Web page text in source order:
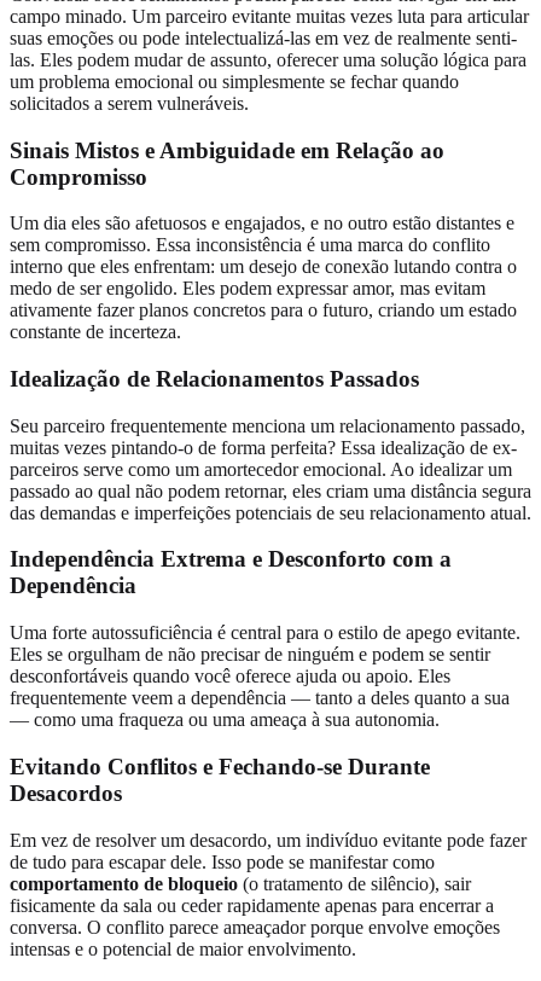
campo minado. Um parceiro evitante muitas vezes luta para articular
suas emoções ou pode intelectualizá-las em vez de realmente senti-
las. Eles podem mudar de assunto, oferecer uma solução lógica para
um problema emocional ou simplesmente se fechar quando
solicitados a serem vulneráveis.
Sinais Mistos e Ambiguidade em Relação ao
Compromisso
Um dia eles são afetuosos e engajados, e no outro estão distantes e
sem compromisso. Essa inconsistência é uma marca do conflito
interno que eles enfrentam: um desejo de conexão lutando contra o
medo de ser engolido. Eles podem expressar amor, mas evitam
ativamente fazer planos concretos para o futuro, criando um estado
constante de incerteza.
Idealização de Relacionamentos Passados
Seu parceiro frequentemente menciona um relacionamento passado,
muitas vezes pintando-o de forma perfeita? Essa idealização de ex-
parceiros serve como um amortecedor emocional. Ao idealizar um
passado ao qual não podem retornar, eles criam uma distância segura
das demandas e imperfeições potenciais de seu relacionamento atual.
Independência Extrema e Desconforto com a
Dependência
Uma forte autossuficiência é central para o estilo de apego evitante.
Eles se orgulham de não precisar de ninguém e podem se sentir
desconfortáveis quando você oferece ajuda ou apoio. Eles
frequentemente veem a dependência — tanto a deles quanto a sua
— como uma fraqueza ou uma ameaça à sua autonomia.
Evitando Conflitos e Fechando-se Durante
Desacordos
Em vez de resolver um desacordo, um indivíduo evitante pode fazer
de tudo para escapar dele. Isso pode se manifestar como
comportamento de bloqueio (o tratamento de silêncio), sair
fisicamente da sala ou ceder rapidamente apenas para encerrar a
conversa. O conflito parece ameaçador porque envolve emoções
intensas e o potencial de maior envolvimento.